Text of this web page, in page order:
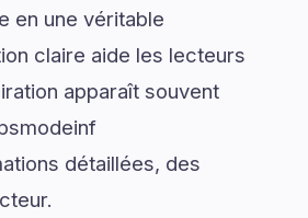
en une véritable
claire aide les lecteurs
apparaît souvent
détaillées, des